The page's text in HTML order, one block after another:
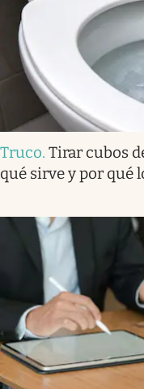
Truco. Tirar cubos
qué sirve y por qué